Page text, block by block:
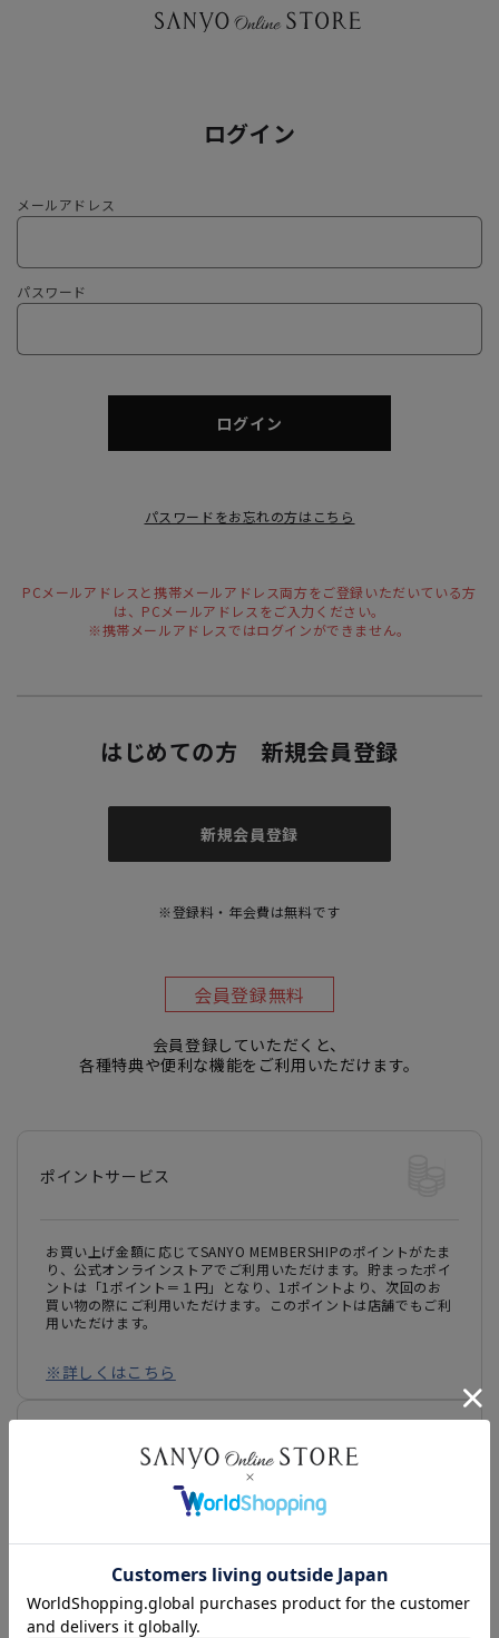
ログイン
メールアドレス
パスワード
ログイン
パスワードをお忘れの方はこちら
PCメールアドレスと携帯メールアドレス両方をご登録いただいている方
は、PCメールアドレスをご入力ください。
※携帯メールアドレスではログインができません。
はじめての方 新規会員登録
新規会員登録
※登録料・年会費は無料です
会員登録無料
会員登録していただくと、
各種特典や便利な機能をご利用いただけます。
ポイントサービス
お買い上げ金額に応じてSANYO MEMBERSHIPのポイントがたま
り、公式オンラインストアでご利用いただけます。貯まったポイ
ントは「1ポイント＝１円」となり、1ポイントより、次回のお
買い物の際にご利用いただけます。このポイントは店舗でもご利
用いただけます。
※詳しくはこちら
オンラインストアで気になった商品を、お近くの店舗でお取り置
いただけるのはもちろん、店舗スタッフによるおすすめのコーデ
ィネートのご提案、お直しなど、お店でしか味わえない特別な時
間をお楽しみください。
ご試着後は、店舗で商品をご購入いただくことが可能です。